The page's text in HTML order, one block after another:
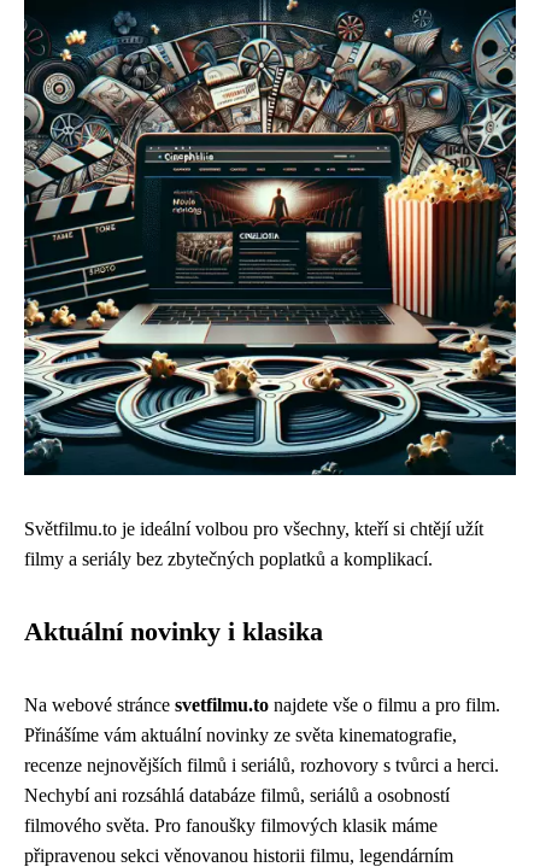
Světfilmu.to je ideální volbou pro všechny, kteří si chtějí užít
filmy a seriály bez zbytečných poplatků a komplikací.
Aktuální novinky i klasika
Na webové stránce svetfilmu.to najdete vše o filmu a pro film.
Přinášíme vám aktuální novinky ze světa kinematografie,
recenze nejnovějších filmů i seriálů, rozhovory s tvůrci a herci.
Nechybí ani rozsáhlá databáze filmů, seriálů a osobností
filmového světa. Pro fanoušky filmových klasik máme
připravenou sekci věnovanou historii filmu, legendárním